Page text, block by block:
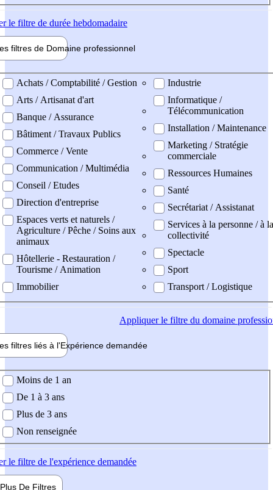
le filtre de durée hebdomadaire
filtres de Domaine professionnel
professionel
Achats / Comptabilité / Gestion
Arts / Artisanat d'art
Banque / Assurance
Bâtiment / Travaux Publics
Commerce / Vente
Communication / Multimédia
Conseil / Etudes
Direction d'entreprise
Espaces verts et naturels /
Agriculture / Pêche / Soins aux
animaux
Hôtellerie - Restauration /
Tourisme / Animation
Immobilier
Industrie
Informatique /
Télécommunication
Installation / Maintenance
Marketing / Stratégie
commerciale
Ressources Humaines
Santé
Secrétariat / Assistanat
Services à la personne / à la
collectivité
Spectacle
Sport
Transport / Logistique
Appliquerle filtre du domaine
filtres liés à l'Expérience demandée
demandée
Moins de 1 an
De 1 à 3 ans
Plus de 3 ans
Non renseignée
le filtre de l'expérience demandée
Plus De Filtres